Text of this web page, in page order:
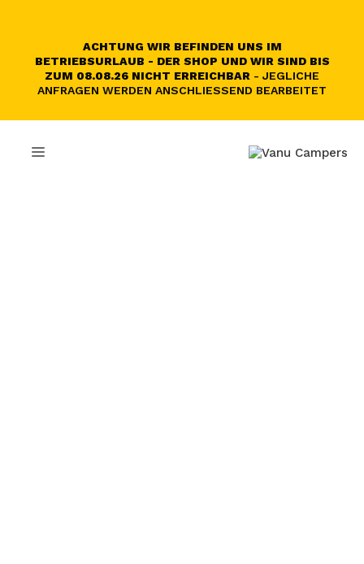
ACHTUNG WIR BEFINDEN UNS IM
BETRIEBSURLAUB - DER SHOP UND WIR SIND BIS
ZUM 08.08.26 NICHT ERREICHBAR - JEGLICHE
ANFRAGEN WERDEN ANSCHLIESSEND BEARBEITET
MENÜ